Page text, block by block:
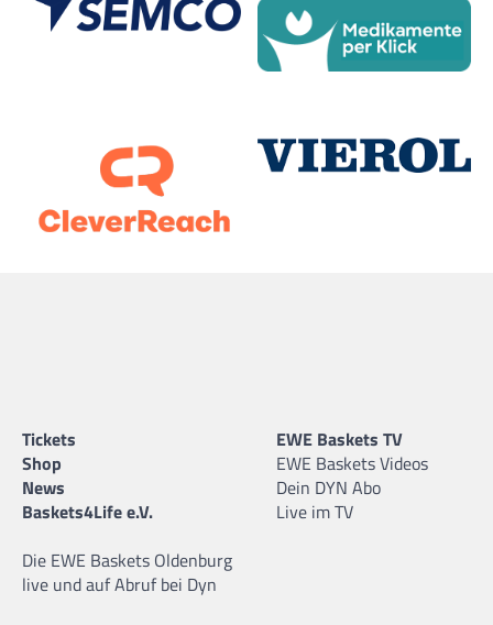
Tickets
Shop
News
Baskets4Life e.V.
Die EWE Baskets Oldenburg
live und auf Abruf bei Dyn
EWE Baskets TV
EWE Baskets Videos
Dein DYN Abo
Live im TV